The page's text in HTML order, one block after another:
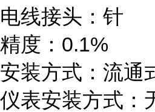
电线接头：针
精度：0.1%
安装方式：流通
仪表安装方式：